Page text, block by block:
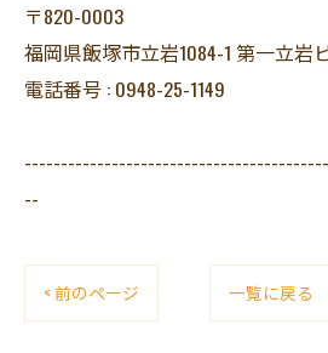
〒820-0003
福岡県飯塚市立岩1084-1 第一立岩
電話番号 : 0948-25-1149
--
< 前のページ 一覧に戻る